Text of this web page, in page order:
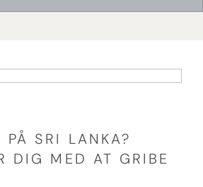
PÅ SRI LANKA?
DIG MED AT GRIBE